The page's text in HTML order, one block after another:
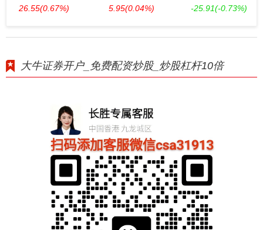
26.55(0.67%) 5.95(0.04%) -25.91(-0.73%)
大牛证券开户_免费配资炒股_炒股杠杆10倍